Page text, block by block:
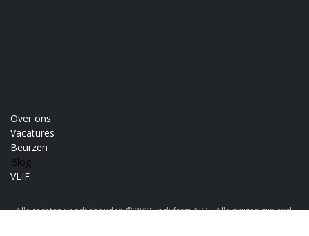
Over ons
Vacatures
Beurzen
Blog
VLIF
Alle rechten voorbehouden © 2026 Indufarm N.V. - Alle prijzen zijn excl.